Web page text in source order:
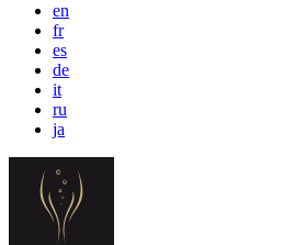
en
fr
es
de
it
ru
ja